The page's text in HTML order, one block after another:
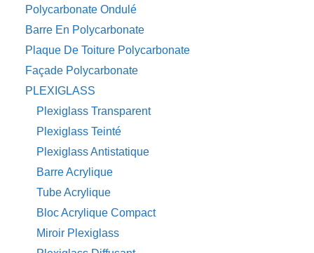
Polycarbonate Ondulé
Barre En Polycarbonate
Plaque De Toiture Polycarbonate
Façade Polycarbonate
PLEXIGLASS
Plexiglass Transparent
Plexiglass Teinté
Plexiglass Antistatique
Barre Acrylique
Tube Acrylique
Bloc Acrylique Compact
Miroir Plexiglass